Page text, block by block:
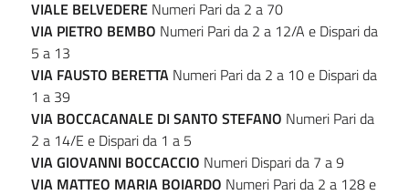
VIALE BELVEDERE Numeri Pari da 2 a 70
VIA PIETRO BEMBO Numeri Pari da 2 a 12/A e Dispari da
5 a 13
VIA FAUSTO BERETTA Numeri Pari da 2 a 10 e Dispari da
1 a 39
VIA BOCCACANALE DI SANTO STEFANO Numeri Pari da
2 a 14/E e Dispari da 1 a 5
VIA GIOVANNI BOCCACCIO Numeri Dispari da 7 a 9
VIA MATTEO MARIA BOIARDO Numeri Pari da 2 a 128 e